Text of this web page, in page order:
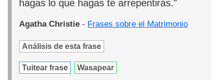
hagas lo que hagas te arrepentirás."
Agatha Christie - Frases sobre el Matrimonio
Análisis de esta frase
Tuitear frase Wasapear